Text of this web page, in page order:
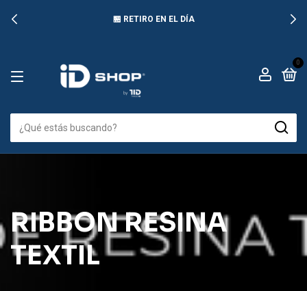
🏪 RETIRO EN EL DÍA
0
RIBBON RESINA
TEXTIL